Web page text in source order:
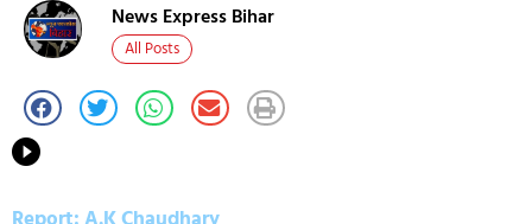
News Express Bihar
All Posts